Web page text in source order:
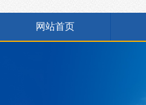
网站首页